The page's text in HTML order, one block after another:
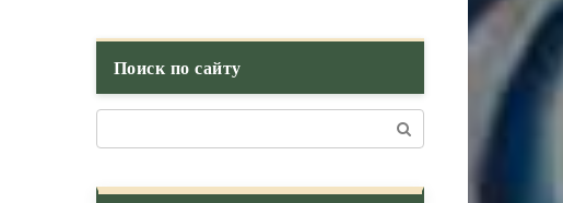
Поиск по сайту